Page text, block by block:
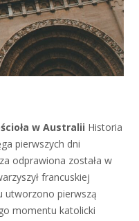
w Australii Historia
pierwszych dni
odprawiona została w
francuskiej
utworzono pierwszą
momentu katolicki